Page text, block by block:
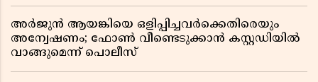
അർജുൻ ആയങ്കിയെ ഒളിപ്പിച്ചവർക്കെതിരെയും
അന്വേഷണം; ഫോൺ വീണ്ടെടുക്കാൻ കസ്റ്റഡിയിൽ
വാങ്ങുമെന്ന് പൊലീസ്